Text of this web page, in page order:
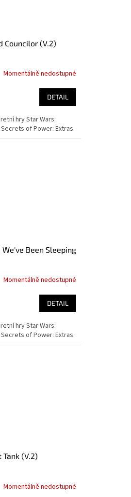
Councilor (V.2)
Momentálně nedostupné
DETAIL
hry Star Wars:
of Power: Extras.
We've Been Sleeping
Momentálně nedostupné
DETAIL
hry Star Wars:
of Power: Extras.
(V.2)
Momentálně nedostupné